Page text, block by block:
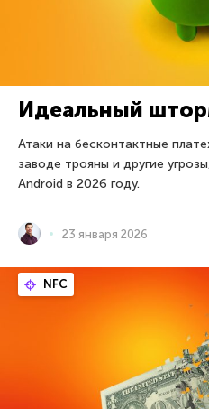
Идеальный
Атаки на бесконтактные
заводе трояны и другие
Android в 2026 году.
23 января 2026
NFC